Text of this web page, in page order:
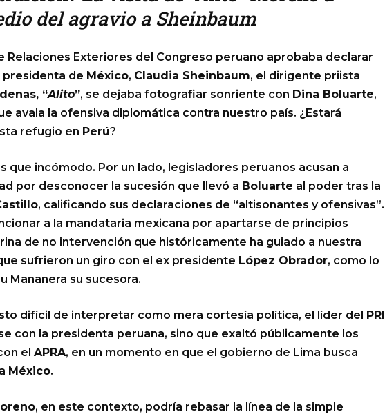
del agravio a Sheinbaum
Relaciones Exteriores del Congreso peruano aprobaba declarar
presidenta de México, Claudia Sheinbaum, el dirigente priista
“Alito”, se dejaba fotografiar sonriente con Dina Boluarte,
avala la ofensiva diplomática contra nuestro país. ¿Estará
refugio en Perú?
que incómodo. Por un lado, legisladores peruanos acusan a
por desconocer la sucesión que llevó a Boluarte al poder tras la
, calificando sus declaraciones de “altisonantes y ofensivas”.
a la mandataria mexicana por apartarse de principios
de no intervención que históricamente ha guiado a nuestra
sufrieron un giro con el ex presidente López Obrador, como lo
Mañanera su sucesora.
difícil de interpretar como mera cortesía política, el líder del PRI
con la presidenta peruana, sino que exaltó públicamente los
el APRA, en un momento en que el gobierno de Lima busca
México.
, en este contexto, podría rebasar la línea de la simple